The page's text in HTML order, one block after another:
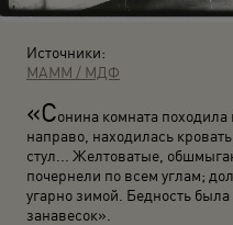
Источники:
МАММ / МДФ
«Сонина комната походила
направо, находилась
стул... Желтоватые,
почернели по всем углам;
угарно зимой. Бедность
занавесок».